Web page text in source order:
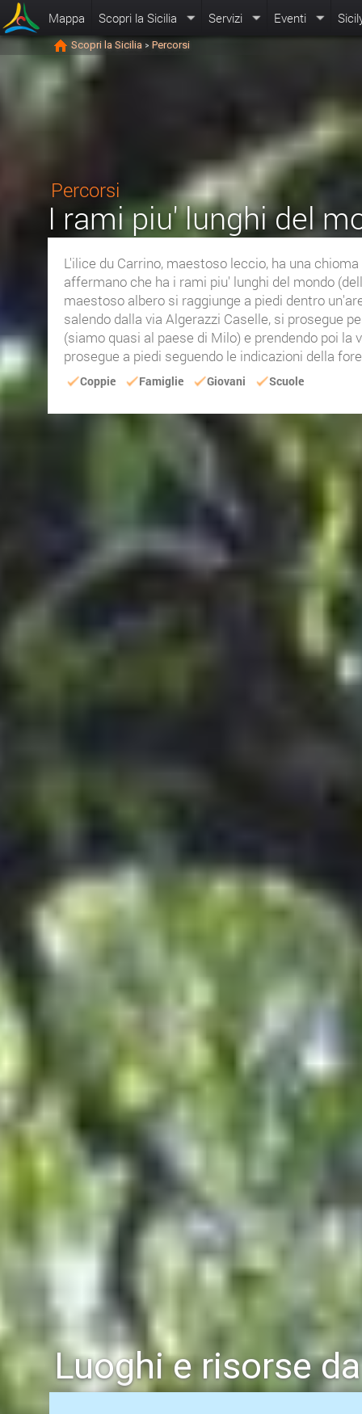
Mappa Scopri la Sicilia Servizi Eventi
Scopri la Sicilia > Percorsi
Percorsi
I rami piu' lunghi del
L'ilice du Carrino, maestoso leccio, ha una
affermano che ha i rami piu' lunghi del mondo
maestoso albero si raggiunge a piedi dentro
salendo dalla via Algerazzi Caselle, si prosegue
(siamo quasi al paese di Milo) e prendendo poi la
prosegue a piedi seguendo le indicazioni della
Coppie Famiglie Giovani Scuole
Luoghi e risorse